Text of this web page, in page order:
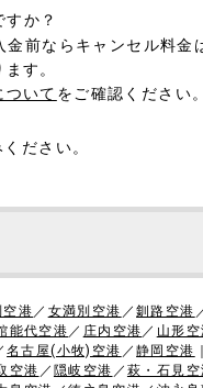
か？
前ならキャンセル料金
す。
いて をご確認ください。
ださい。
港 ／ 女満別空港 ／釧路空港
能代空港 ／ 庄内空港 ／ 山形空
名古屋(小牧)空港 ／静岡空港
空港 ／隠岐空港 ／萩・石見空